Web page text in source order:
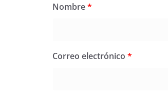
Nombre*
Correo electrónico *